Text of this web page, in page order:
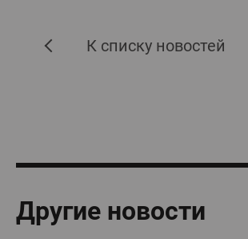
К списку новостей
Другие новости